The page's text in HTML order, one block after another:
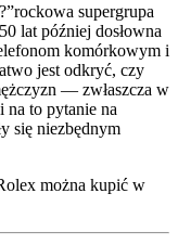
supergrupa
lat później dosłowna
komórkowym i
jest odkryć, czy
— zwłaszcza w
na to pytanie na
się niezbędnym
można kupić w